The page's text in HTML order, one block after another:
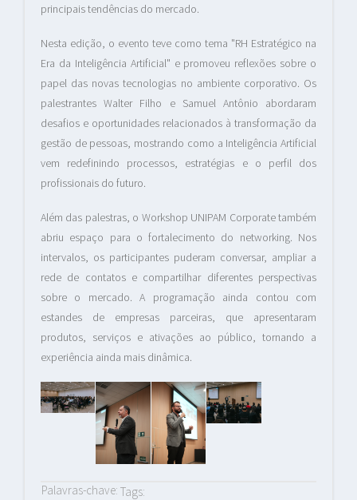
principais tendências do mercado.
Nesta edição, o evento teve como tema "RH Estratégico na
Era da Inteligência Artificial" e promoveu reflexões sobre o
papel das novas tecnologias no ambiente corporativo. Os
palestrantes Walter Filho e Samuel Antônio abordaram
desafios e oportunidades relacionados à transformação da
gestão de pessoas, mostrando como a Inteligência Artificial
vem redefinindo processos, estratégias e o perfil dos
profissionais do futuro.
Além das palestras, o Workshop UNIPAM Corporate também
abriu espaço para o fortalecimento do networking. Nos
intervalos, os participantes puderam conversar, ampliar a
rede de contatos e compartilhar diferentes perspectivas
sobre o mercado. A programação ainda contou com
estandes de empresas parceiras, que apresentaram
produtos, serviços e ativações ao público, tornando a
experiência ainda mais dinâmica.
Palavras-chave: Tags: